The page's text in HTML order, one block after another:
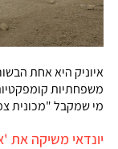
איוניק היא אחת
משפחתיות
מי שמקבל "מכונית
יונדאי משיקה את